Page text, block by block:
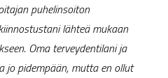
puhelinsoiton
lähteä mukaan
Oma terveydentilani ja
jo pidempään, mutta en ollut